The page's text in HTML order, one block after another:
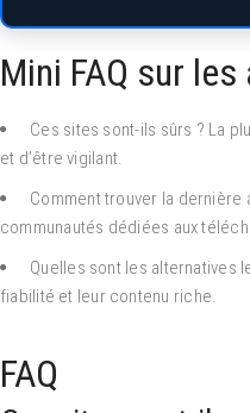
Mini FAQ sur
Ces sites sont-ils sûrs ? La
et d’être vigilant.
Comment trouver la
communautés dédiées aux
Quelles sont les alternatives
fiabilité et leur contenu riche.
FAQ